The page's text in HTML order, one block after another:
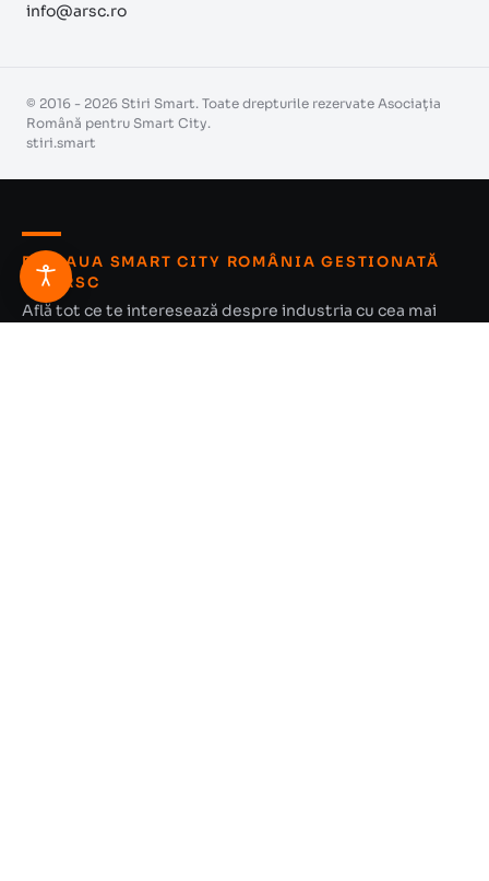
info@arsc.ro
© 2016 - 2026 Stiri Smart. Toate drepturile rezervate Asociația
Română pentru Smart City.
stiri.smart
REȚEAUA SMART CITY ROMÂNIA GESTIONATĂ
DE ARSC
Află tot ce te interesează despre industria cu cea mai